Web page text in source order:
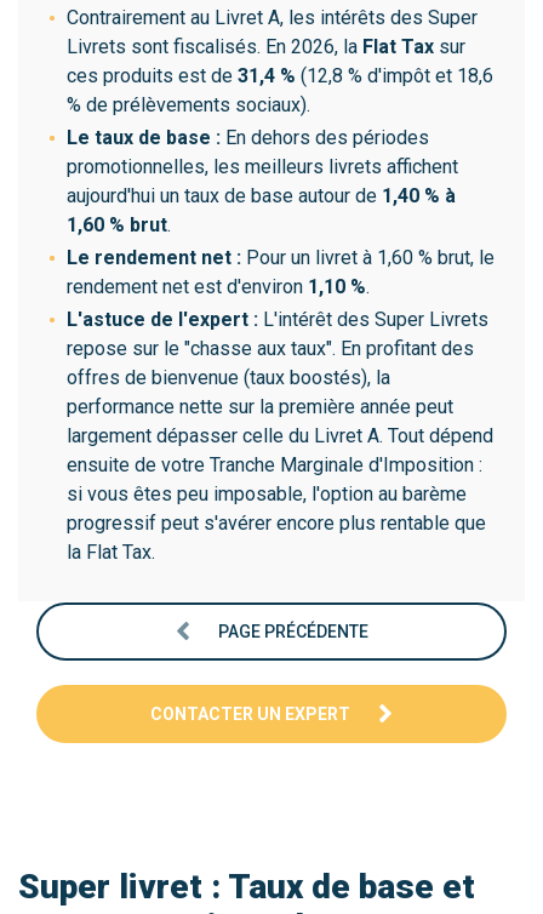
Contrairement au Livret A, les intérêts des Super
Livrets sont fiscalisés. En 2026, la Flat Tax sur
ces produits est de 31,4 % (12,8 % d'impôt et 18,6
% de prélèvements sociaux).
Le taux de base : En dehors des périodes
promotionnelles, les meilleurs livrets affichent
aujourd'hui un taux de base autour de 1,40 % à
1,60 % brut.
Le rendement net : Pour un livret à 1,60 % brut, le
rendement net est d'environ 1,10 %.
L'astuce de l'expert : L'intérêt des Super Livrets
repose sur le "chasse aux taux". En profitant des
offres de bienvenue (taux boostés), la
performance nette sur la première année peut
largement dépasser celle du Livret A. Tout dépend
ensuite de votre Tranche Marginale d'Imposition :
si vous êtes peu imposable, l'option au barème
progressif peut s'avérer encore plus rentable que
la Flat Tax.
PAGE PRÉCÉDENTE
CONTACTER UN EXPERT
Super livret : Taux de base et